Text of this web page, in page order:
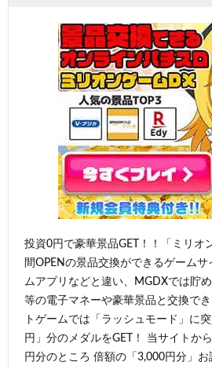
投資0円で豪華景品GET！！「ミリオ
間OPENの景品交換ができるゲーム
ムアプリなどと違い、MGDXでは貯
等の電子マネーや豪華景品と交換で
トゲームでは「ラッシュモード」に
円」分のメダルをGET！ 当サイトか
円分のところ 倍額の「3,000円分」お